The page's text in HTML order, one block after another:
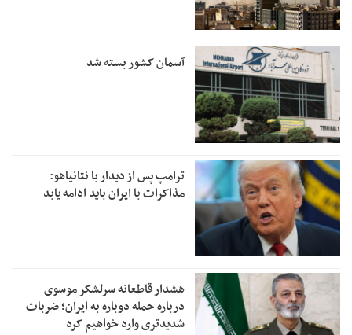
آسمان کشور بسته شد
ترامپ پس از دیدار با نتانیاهو:
مذاکرات با ایران باید ادامه یابد
هشدار قاطعانه سرلشکر موسوی
درباره حمله دوباره به ایران؛ ضربات
شدیدتری وارد خواهیم کرد